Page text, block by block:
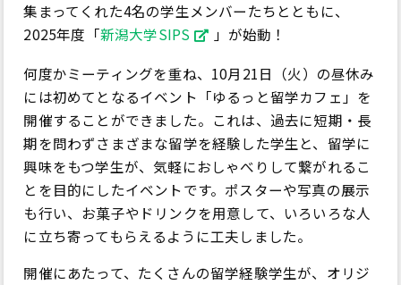
集まってくれた4名の学生メンバーたちとともに、
2025年度「新潟大学SIPS
」が始動！
何度かミーティングを重ね、10月21日（火）の昼休み
には初めてとなるイベント「ゆるっと留学カフェ」を
開催することができました。これは、過去に短期・長
期を問わずさまざまな留学を経験した学生と、留学に
興味をもつ学生が、気軽におしゃべりして繋がれるこ
とを目的にしたイベントです。ポスターや写真の展示
も行い、お菓子やドリンクを用意して、いろいろな人
に立ち寄ってもらえるように工夫しました。
開催にあたって、たくさんの留学経験学生が、オリジ